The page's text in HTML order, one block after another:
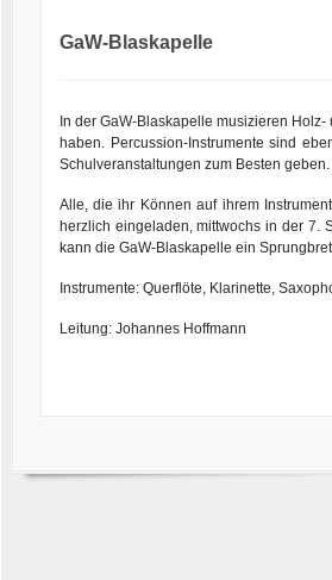
GaW-Blaskapelle
In der GaW-Blaskapelle musizieren
haben. Percussion-Instrumente sind
Schulveranstaltungen zum Besten geben.
Alle, die ihr Können auf ihrem
herzlich eingeladen, mittwochs in der 7.
kann die GaW-Blaskapelle ein
Instrumente: Querflöte, Klarinette,
Leitung: Johannes Hoffmann